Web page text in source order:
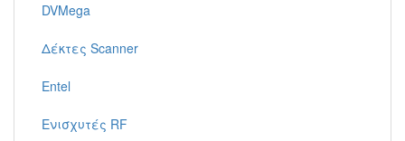
DVMega
Δέκτες Scanner
Entel
Ενισχυτές RF